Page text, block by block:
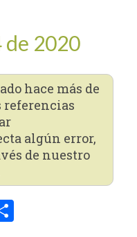
de 2020
hace más de
referencias
algún error,
de nuestro